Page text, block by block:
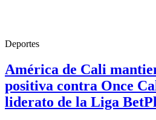
Deportes
América de Cali
positiva contra Once
liderato de la Liga